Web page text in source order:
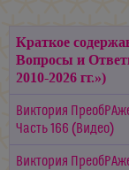
Краткое
Вопросы и
2010-2026 гг.»)
Виктория
Часть 166 (Видео)
Виктория